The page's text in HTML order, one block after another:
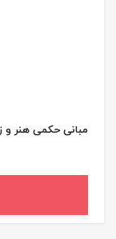
مبانی حکمی هنر و